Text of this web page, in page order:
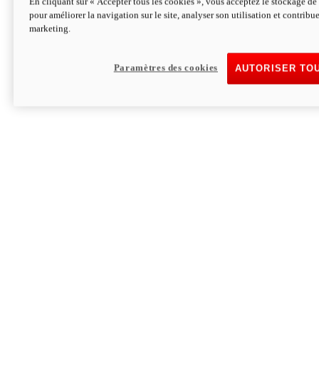
Hypermotard V2 SP 100
Découvrez-le
pour améliorer la navigation sur le site, analyser son utilisation et
marketing.
AUTORISER
Paramètres des cookies